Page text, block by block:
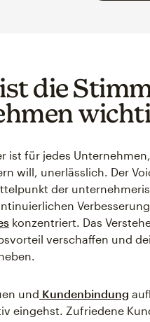
die
ist für jedes
will, unerlässlich. Der
der
konzentriert. Das
verschaffen und
und Kundenbindung
eingehst. Zufriedene